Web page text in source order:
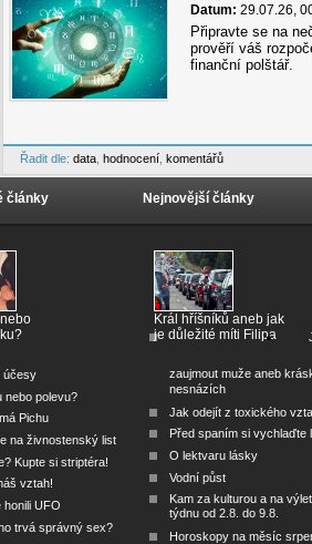
Datum: 29.07.26,
Připravte se na
prověří váš
finanční polštář.
Řadit dle: data hodnocení komentářů
články
účesy
nebo polevu?
Pichu
na živnostenský list
Kupte si striptéra!
vztah!
honili UFO
trvá správný sex?
Nejnovější články
Král hříšníků aneb jak
je důležité míti Filipa
zaujmout muže aneb
nesnázích
Jak odejít z toxického
Před spaním si vychlaďte
O lektvaru lásky
Vodní půst
Kam za kulturou a na
týdnu od 2.8. do 9.8.
Horoskopy na měsíc